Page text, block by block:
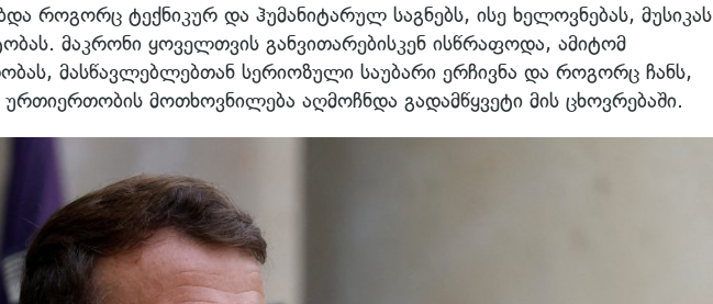
როგორც ტექნიკურ და ჰუმანიტარულ საგნებს, ისე ხელოვნებას, მუსიკას
მაკრონი ყოველთვის განვითარებისკენ ისწრაფოდა, ამიტომ
მასწავლებლებთან სერიოზული საუბარი ერჩივნა და როგორც ჩანს,
მოთხოვნილება აღმოჩნდა გადამწყვეტი მის ცხოვრებაში.